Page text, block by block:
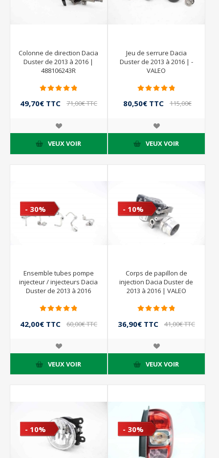
Colonne de direction Dacia
Duster de 2013 à 2016 |
488106243R
49,70€ TTC 71,00€ TTC
VEUX VOIR
Jeu de serrure Dacia
Duster de 2013 à 2016 | -
VALEO
80,50€ TTC
115,00€
VEUX VOIR
- 30%
Ensemble tubes pompe
injecteur / injecteurs Dacia
Duster de 2013 à 2016
42,00€ TTC 60,00€ TTC
VEUX VOIR
- 10%
Corps de papillon de
injection Dacia Duster de
2013 à 2016 | VALEO
36,90€ TTC 41,00€ TTC
VEUX VOIR
- 10% - 30%